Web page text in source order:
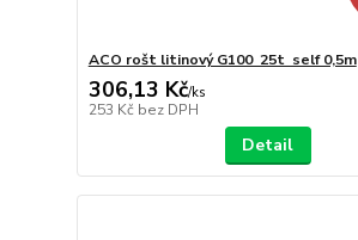
ACO rošt litinový G100 25t self 0,5m
306,13 Kč/ks
253 Kč bez DPH
Detail